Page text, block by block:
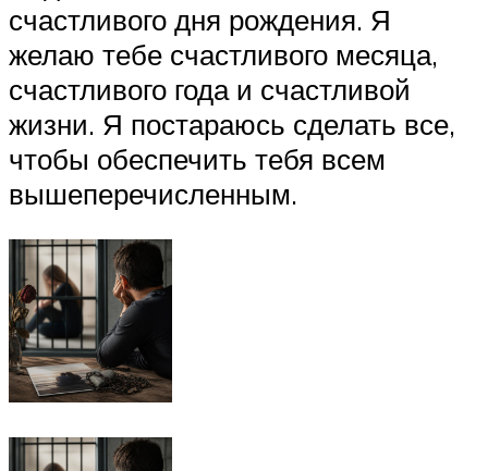
счастливого дня рождения. Я
желаю тебе счастливого месяца,
счастливого года и счастливой
жизни. Я постараюсь сделать все,
чтобы обеспечить тебя всем
вышеперечисленным.